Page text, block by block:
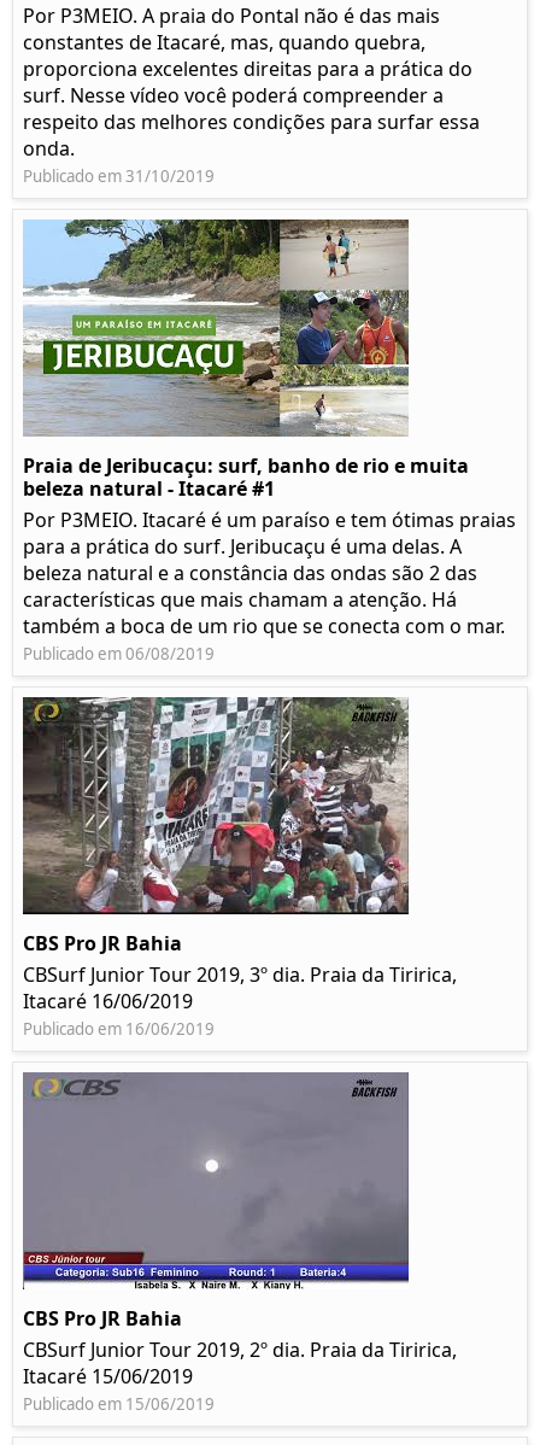
Por P3MEIO. A praia do Pontal não é das mais
constantes de Itacaré, mas, quando quebra,
proporciona excelentes direitas para a prática do
surf. Nesse vídeo você poderá compreender a
respeito das melhores condições para surfar essa
onda.
Publicado em 31/10/2019
Praia de Jeribucaçu: surf, banho de rio e muita
beleza natural - Itacaré #1
Por P3MEIO. Itacaré é um paraíso e tem ótimas praias
para a prática do surf. Jeribucaçu é uma delas. A
beleza natural e a constância das ondas são 2 das
características que mais chamam a atenção. Há
também a boca de um rio que se conecta com o mar.
Publicado em 06/08/2019
CBS Pro JR Bahia
CBSurf Junior Tour 2019, 3º dia. Praia da Tiririca,
Itacaré 16/06/2019
Publicado em 16/06/2019
CBS Pro JR Bahia
CBSurf Junior Tour 2019, 2º dia. Praia da Tiririca,
Itacaré 15/06/2019
Publicado em 15/06/2019